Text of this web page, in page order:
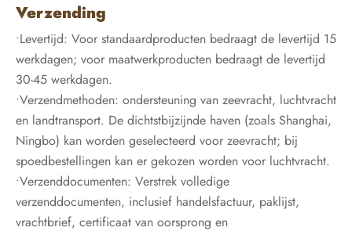
Verzending
•Levertijd: Voor standaardproducten bedraagt ​​de levertijd 15
werkdagen; voor maatwerkproducten bedraagt ​​de levertijd
30-45 werkdagen.
•Verzendmethoden: ondersteuning van zeevracht, luchtvracht
en landtransport. De dichtstbijzijnde haven (zoals Shanghai,
Ningbo) kan worden geselecteerd voor zeevracht; bij
spoedbestellingen kan er gekozen worden voor luchtvracht.
•Verzenddocumenten: Verstrek volledige
verzenddocumenten, inclusief handelsfactuur, paklijst,
vrachtbrief, certificaat van oorsprong en